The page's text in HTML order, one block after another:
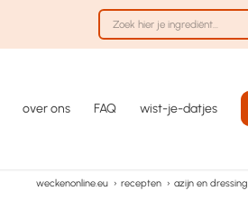
over ons FAQ wist-je-datjes
weckenonline.eu › recepten › azijn en dressing